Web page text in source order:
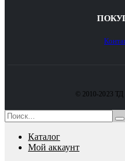
© 2010-2023 ТД
Каталог
Мой аккаунт